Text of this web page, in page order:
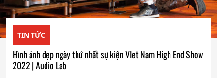
TIN TỨC
Hình ảnh đẹp ngày thứ nhất sự kiện VIet Nam High End Show
2022 | Audio Lab